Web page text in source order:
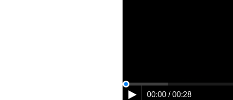
00:00 / 00:28